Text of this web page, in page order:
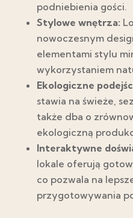
podniebienia gości.
Stylowe wnętrza:
nowoczesnym
elementami stylu
wykorzystaniem
Ekologiczne
stawia na świeże,
także dba o
ekologiczną
Interaktywne
lokale oferują
co pozwala na
przygotowywania